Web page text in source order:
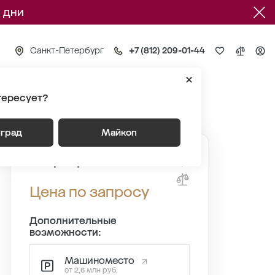
дни
Санкт-Петербург +7 (812) 209-01-44
Майкоп
Квартира №850
Цена по запросу
Дополнительные
возможности:
Машиноместо
от 2,6 млн руб.